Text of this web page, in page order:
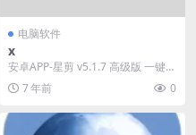
电脑软件
x
安卓APP-星剪 v5.1.7 高级版 一键去
重短视频创作神器
7 年前 0